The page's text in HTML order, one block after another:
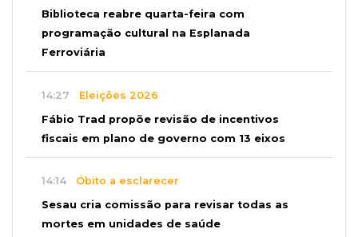
Biblioteca reabre quarta-feira com
programação cultural na Esplanada
Ferroviária
14:27 Eleições 2026
Fábio Trad propõe revisão de incentivos
fiscais em plano de governo com 13 eixos
14:14 Óbito a esclarecer
Sesau cria comissão para revisar todas as
mortes em unidades de saúde